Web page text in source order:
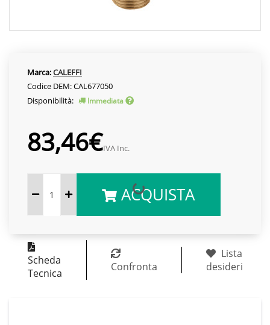
Marca:CALEFFI
Codice DEM: CAL677050
Disponibilità:
Immediata
83,46€IVA Inc.
ACQUISTA
Scheda
Tecnica
Confronta
Lista
desideri